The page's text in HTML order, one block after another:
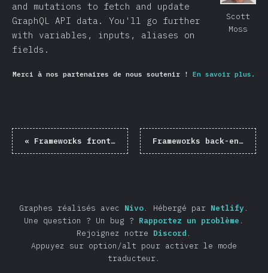
Scott
Moss
and mutations to fetch and update
GraphQL API data. You'll go further
with variables, inputs, aliases on
fields.
Merci à nos partenaires de nous soutenir ! En savoir plus.
« Frameworks front-end Frameworks back-end
Graphes réalisés avec Nivo. Hébergé par Netlify.
Une question ? Un bug ? Rapportez un problème .
Rejoignez notre Discord .
Appuyez sur option/alt pour activer le mode
traducteur.